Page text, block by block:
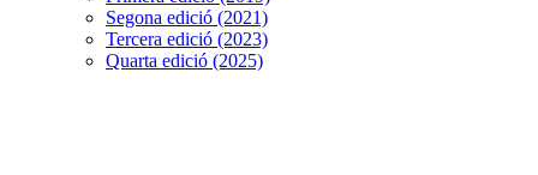
Segona edició (2021)
Tercera edició (2023)
Quarta edició (2025)